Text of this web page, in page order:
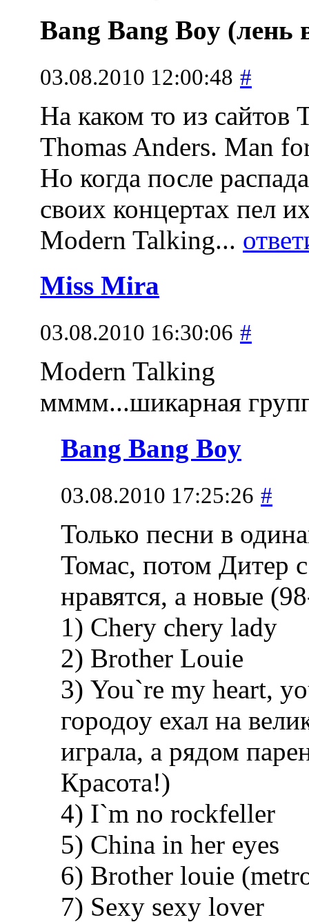
Bang Bang Boy (лень
03.08.2010 12:00:48 #
На каком то из сайтов
Thomas Anders. Man
Но когда после
своих концертах пел
Modern Talking...
Miss Mira
03.08.2010 16:30:06 #
Modern Talking
мммм...шикарная
Bang Bang Boy
03.08.2010 17:25:26 #
Только песни в
Томас, потом Дитер
нравятся, а новые
1) Chery chery lady
2) Brother Louie
3) You`re my heart,
городоу ехал на
играла, а рядом
Красота!)
4) I`m no rockfeller
5) China in her eyes
6) Brother louie
7) Sexy sexy lover